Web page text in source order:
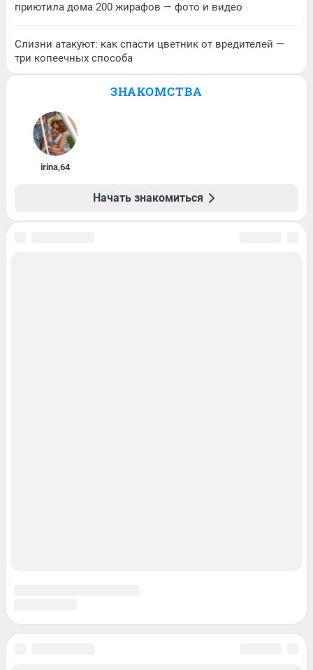
приютила дома 200 жирафов — фото и видео
Слизни атакуют: как спасти цветник от вредителей —
три копеечных способа
ЗНАКОМСТВА
irina,64
Начать знакомиться